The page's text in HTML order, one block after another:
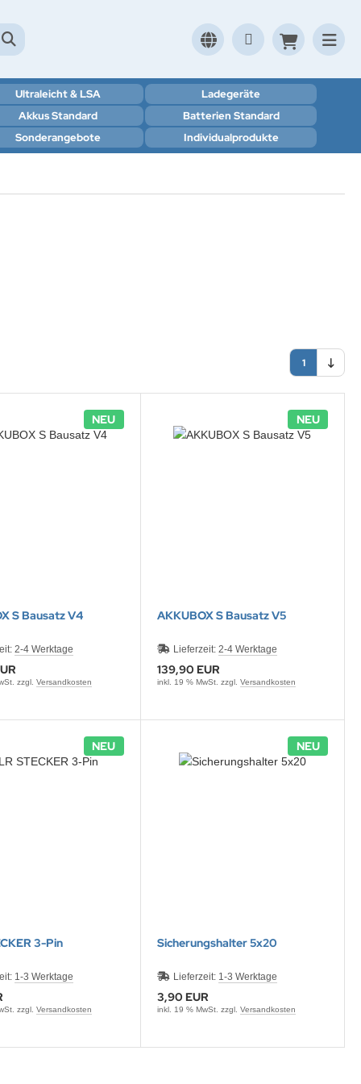
Ultraleicht & LSA
Ladegeräte
Akkus Standard
Batterien Standard
Sonderangebote
Individualprodukte
1
NEU
S Bausatz V4
2-4 Werktage
zzgl. Versandkosten
NEU
AKKUBOX S Bausatz V5
Lieferzeit: 2-4 Werktage
139,90 EUR
inkl. 19 % MwSt. zzgl. Versandkosten
NEU
3-Pin
1-3 Werktage
zzgl. Versandkosten
NEU
Sicherungshalter 5x20
Lieferzeit: 1-3 Werktage
3,90 EUR
inkl. 19 % MwSt. zzgl. Versandkosten